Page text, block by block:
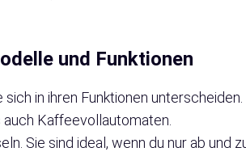
und Funktionen
in ihren Funktionen unterscheiden.
Kaffeevollautomaten.
Sie sind ideal, wenn du nur ab und